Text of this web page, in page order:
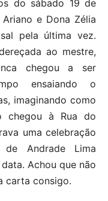
do sábado 19 de
e Dona Zélia
pela última vez.
ao mestre,
chegou a ser
ensaiando o
imaginando como
chegou à Rua do
uma celebração
Andrade Lima
Achou que não
carta consigo.